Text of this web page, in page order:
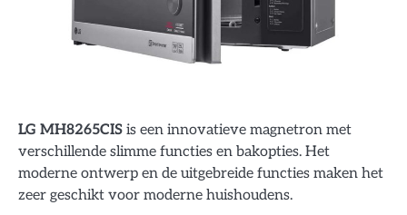
LG MH8265CIS is een innovatieve magnetron met
verschillende slimme functies en bakopties. Het
moderne ontwerp en de uitgebreide functies maken het
zeer geschikt voor moderne huishoudens.